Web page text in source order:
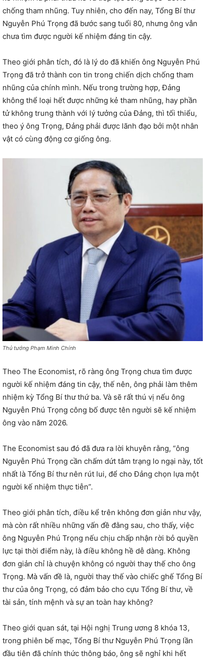
chống tham nhũng. Tuy nhiên, cho đến nay, Tổng Bí thư
Nguyễn Phú Trọng đã bước sang tuổi 80, nhưng ông vẫn
chưa tìm được người kế nhiệm đáng tin cậy.
Theo giới phân tích, đó là lý do đã khiến ông Nguyễn Phú
Trọng đã trở thành con tin trong chiến dịch chống tham
nhũng của chính mình. Nếu trong trường hợp, Đảng
không thể loại hết được những kẻ tham nhũng, hay phần
tử không trung thành với lý tưởng của Đảng, thì tối thiểu,
theo ý ông Trọng, Đảng phải được lãnh đạo bởi một nhân
vật có cùng động cơ giống ông.
Thủ tướng Phạm Minh Chính
Theo The Economist, rõ ràng ông Trọng chưa tìm được
người kế nhiệm đáng tin cậy, thế nên, ông phải làm thêm
nhiệm kỳ Tổng Bí thư thứ ba. Và sẽ rất thú vị nếu ông
Nguyễn Phú Trọng công bố được tên người sẽ kế nhiệm
ông vào năm 2026.
The Economist sau đó đã đưa ra lời khuyên rằng, “ông
Nguyễn Phú Trọng cần chấm dứt tâm trạng lo ngại này, tốt
nhất là Tổng Bí thư nên rút lui, để cho Đảng chọn lựa một
người kế nhiệm thực tiễn”.
Theo giới phân tích, điều kể trên không đơn giản như vậy,
mà còn rất nhiều những vấn đề đằng sau, cho thấy, việc
ông Nguyễn Phú Trọng nếu chịu chấp nhận rời bỏ quyền
lực tại thời điểm này, là điều không hề dễ dàng. Không
đơn giản chỉ là chuyện không có người thay thế cho ông
Trọng. Mà vấn đề là, người thay thế vào chiếc ghế Tổng Bí
thư của ông Trọng, có đảm bảo cho cựu Tổng Bí thư, về
tài sản, tính mệnh và sự an toàn hay không?
Theo giới quan sát, tại Hội nghị Trung ương 8 khóa 13,
trong phiên bế mạc, Tổng Bí thư Nguyễn Phú Trọng lần
đầu tiên đã chính thức thông báo, ông sẽ nghỉ khi hết